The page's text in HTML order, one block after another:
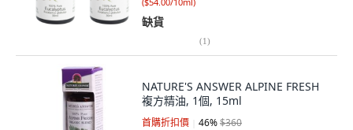
缺貨
(1)
NATURE'S ANSWER ALPINE FRESH
複方精油, 1個, 15ml
首購折扣價 46%$360